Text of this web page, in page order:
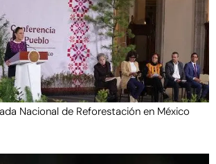
Nacional de Reforestación en México